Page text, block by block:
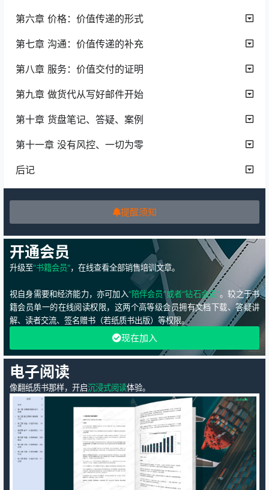
第六章 价格：价值传递的形式
第七章 沟通：价值传递的补充
第八章 服务：价值交付的证明
第九章 做货代从写好邮件开始
第十章 货盘笔记、答疑、案例
第十一章 没有风控、一切为零
后记
提醒须知
开通会员
升级至"书籍会员"，在线查看全部销售培训文章。
视自身需要和经济能力，亦可加入“陪伴会员”或者“钻石会员”。较之于书
籍会员单一的在线阅读权限，这两个高等级会员拥有文档下载、答疑讲
解、读者交流、签名赠书（若纸质书出版）等权限。
现在加入
电子阅读
像翻纸质书那样，开启沉浸式阅读体验。